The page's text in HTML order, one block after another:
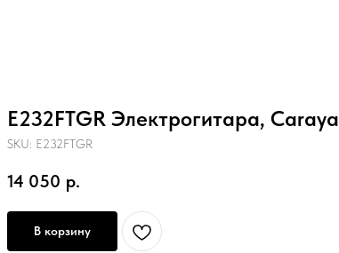
E232FTGR Электрогитара, Caraya
SKU: E232FTGR
14 050 р.
В корзину